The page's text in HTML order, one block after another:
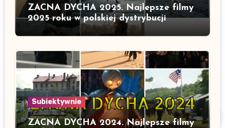
ZACNA DYCHA 2025. Najlepsze filmy
2025 roku w polskiej dystrybucji
Subiektywnie
ZACNA DYCHA 2024. Najlepsze filmy